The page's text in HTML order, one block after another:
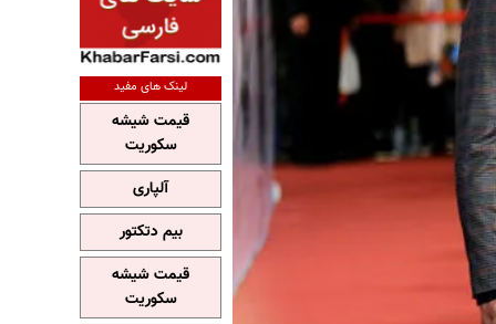
لینک های مفید
قیمت شیشه
سکوریت
آلپاری
بیم دتکتور
قیمت شیشه
سکوریت